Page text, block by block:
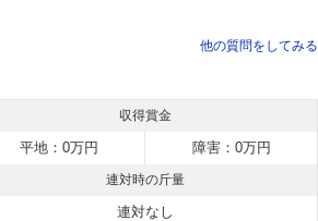
他の質問をしてみる
収得賞金
平地：0万円 障害：0万円
連対時の斤量
連対なし